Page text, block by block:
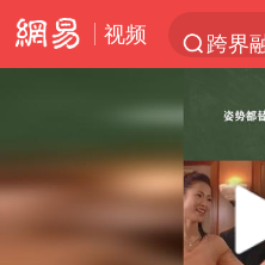
视频
拜
“伊斯